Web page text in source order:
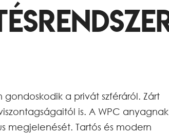
a privát szféráról. Zárt
is. A WPC anyagnak
megjelenését. Tartós és modern